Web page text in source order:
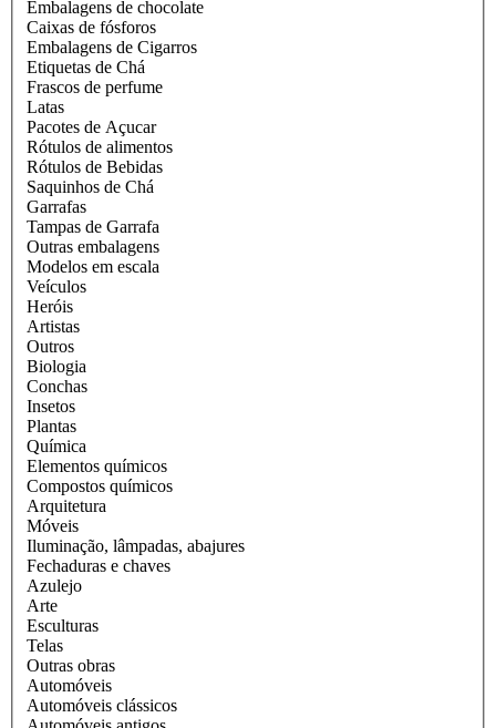
Embalagens de chocolate
Caixas de fósforos
Embalagens de Cigarros
Etiquetas de Chá
Frascos de perfume
Latas
Pacotes de Açucar
Rótulos de alimentos
Rótulos de Bebidas
Saquinhos de Chá
Garrafas
Tampas de Garrafa
Outras embalagens
Modelos em escala
Veículos
Heróis
Artistas
Outros
Biologia
Conchas
Insetos
Plantas
Química
Elementos químicos
Compostos químicos
Arquitetura
Móveis
Iluminação, lâmpadas, abajures
Fechaduras e chaves
Azulejo
Arte
Esculturas
Telas
Outras obras
Automóveis
Automóveis clássicos